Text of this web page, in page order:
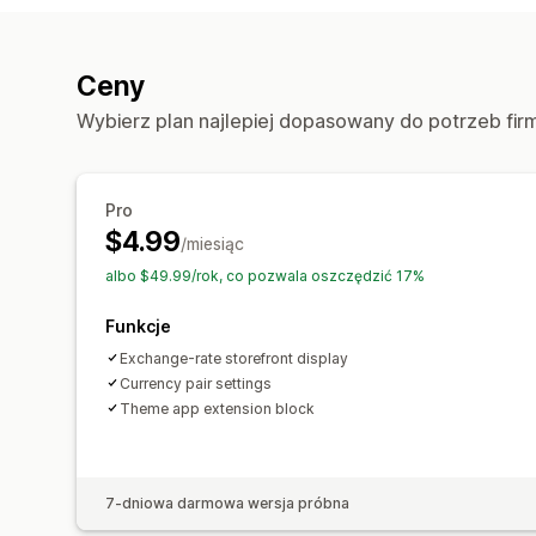
Ceny
Wybierz plan najlepiej dopasowany do potrzeb
Pro
$4.99/miesiąc
albo $49.99/rok, co pozwala oszczędzić 17%
Funkcje
Exchange-rate storefront display
Currency pair settings
Theme app extension block
7-dniowa darmowa wersja próbna